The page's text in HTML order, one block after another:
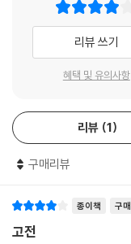
리뷰 쓰기
혜택 및 유의사항
리뷰 1
구매리뷰
종이책 구매
고전